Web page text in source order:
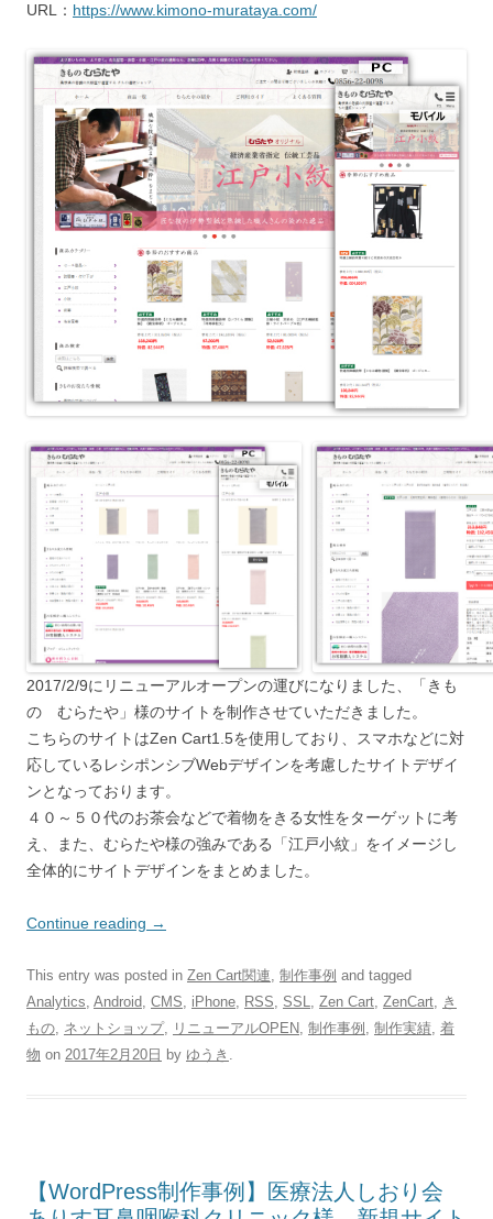
URL： https://www.kimono-murataya.com/
2017/2/9にリニューアルオープンの運びになりました、「きも
の むらたや」様のサイトを制作させていただきました。
こちらのサイトはZen Cart1.5を使用しており、スマホなどに対
応しているレシポンシブWebデザインを考慮したサイトデザイ
ンとなっております。
４０～５０代のお茶会などで着物をきる女性をターゲットに考
え、また、むらたや様の強みである「江戸小紋」をイメージし
全体的にサイトデザインをまとめました。
Continue reading →
This entry was posted in Zen Cart関連 制作事例 and tagged
Analytics Android CMS iPhone RSS SSL Zen Cart ZenCart
き
もの ネットショップ, リニューアルOPEN 制作事例 制作実績 着
物 on 2017年2月20日 by ゆうき
【WordPress制作事例】医療法人しおり会